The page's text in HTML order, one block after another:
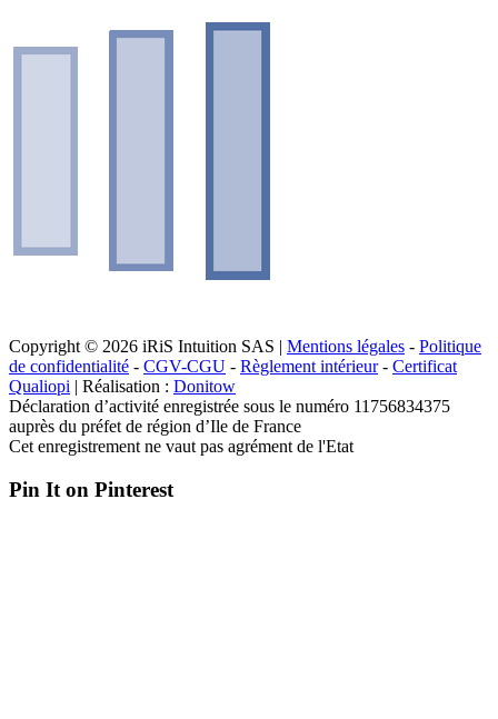
Copyright © 2026 iRiS Intuition SAS | Mentions légales - Politique
de confidentialité - CGV-CGU - Règlement intérieur- Certificat
Qualiopi | Réalisation : Donitow
Déclaration d’activité enregistrée sous le numéro 11756834375
auprès du préfet de région d’Ile de France
Cet enregistrement ne vaut pas agrément de l'Etat
Pin It on Pinterest